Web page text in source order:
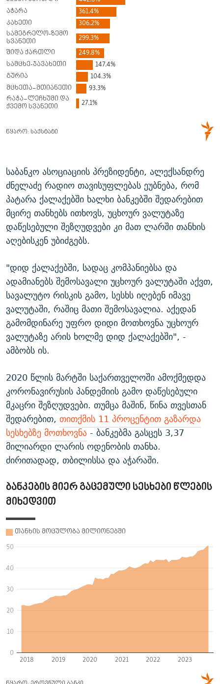
საბანკო ასოციაციის პრეზიდენტი, ალექსანდრე
ძნელაძე რადიო თავისუფლებას ეუბნება, რომ
პატარა ქალაქებში ხალხი ბანკებში შედარებით
მცირე თანხებს ითხოვს, უცხოურ ვალუტაზე
დაწესებული შეზღუდვები კი მათ ლარში თანხის
აღებისკენ უბიძგებს.
"დიდ ქალაქებში, სადაც კომპანიებსა და
ადამიანებს შემოსავალი უცხოურ ვალუტაში აქვთ,
სავალუტო რისკის გამო, სესხს იღებენ იმავე
ვალუტაში, რაშიც მათი შემოსავალია. აქედან
გამომდინარე უფრო დიდი მოთხოვნა უცხოურ
ვალუტაზე არის ხოლმე დიდ ქალაქებში", -
ამბობს ის.
2020 წლის მარტში საქართველოში ამოქმედდა
კორონავირუსის პანდემიის გამო დაწესებული
მკაცრი შეზღუდვები. თუმცა მაშინ, წინა თვესთან
შედარებით, თითქმის 11 პროცენტით გაზარდა
სესხებზე მოთხოვნა- ბანკებმა გასცეს 3,37
მილიარდი ლარის ოდენობის თანხა.
ძირითადად, თბილისსა და აჭარაში.